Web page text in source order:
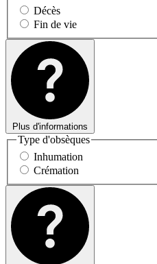
Décès
Fin de vie
Plus d'informations
Type d'obsèques
Inhumation
Crémation